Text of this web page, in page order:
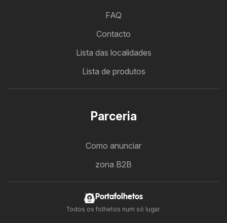
FAQ
Contacto
Lista das localidades
Lista de produtos
Parceria
Como anunciar
zona B2B
Portafolhetos
Todos os folhetos num só lugar.